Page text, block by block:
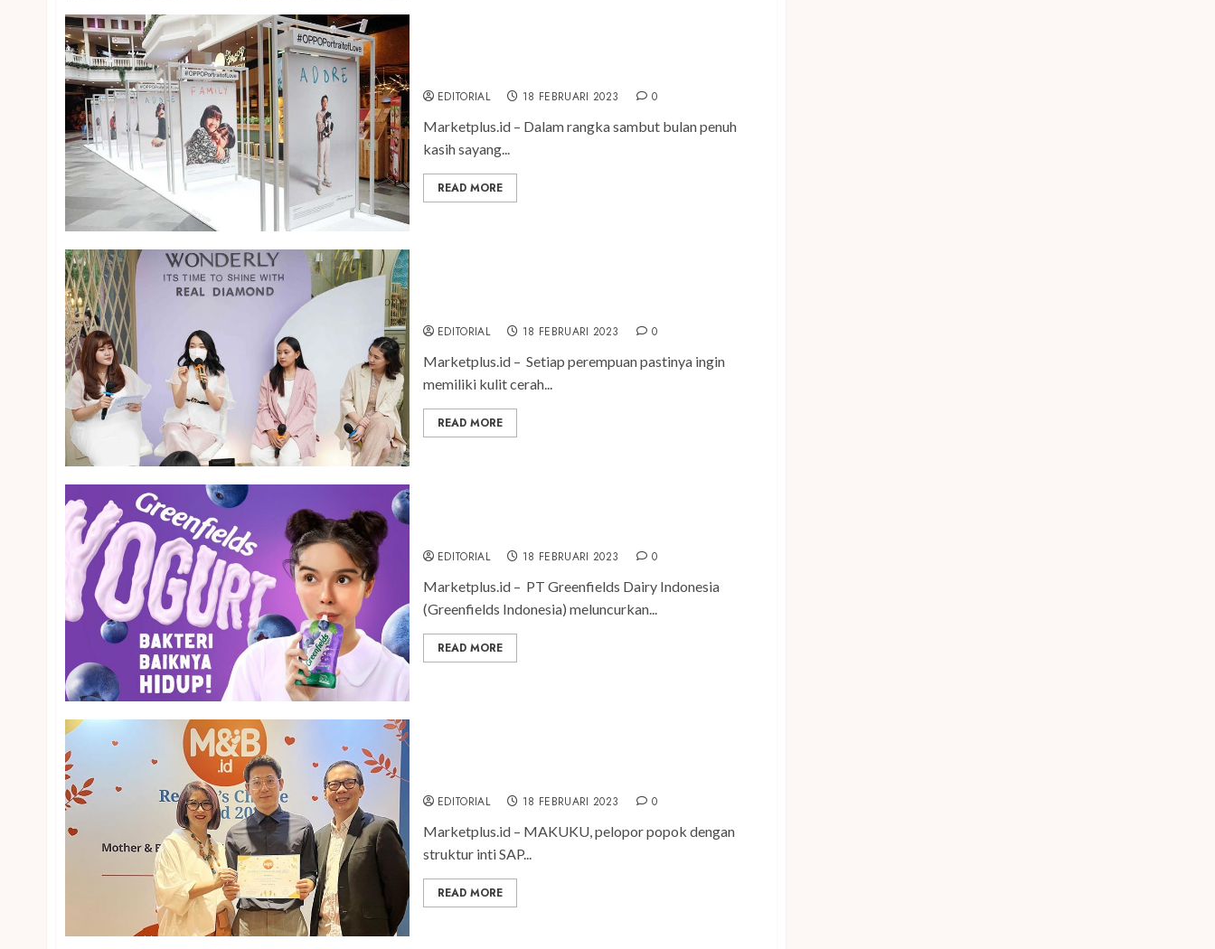
EDITORIAL 18 FEBRUARI 2023 0
Marketplus.id – Dalam rangka sambut bulan penuh
kasih sayang...
READ MORE
EDITORIAL 18 FEBRUARI 2023 0
Marketplus.id – Setiap perempuan pastinya ingin
memiliki kulit cerah...
READ MORE
EDITORIAL 18 FEBRUARI 2023 0
Marketplus.id – PT Greenfields Dairy Indonesia
(Greenfields Indonesia) meluncurkan...
READ MORE
EDITORIAL 18 FEBRUARI 2023 0
Marketplus.id – MAKUKU, pelopor popok dengan
struktur inti SAP...
READ MORE